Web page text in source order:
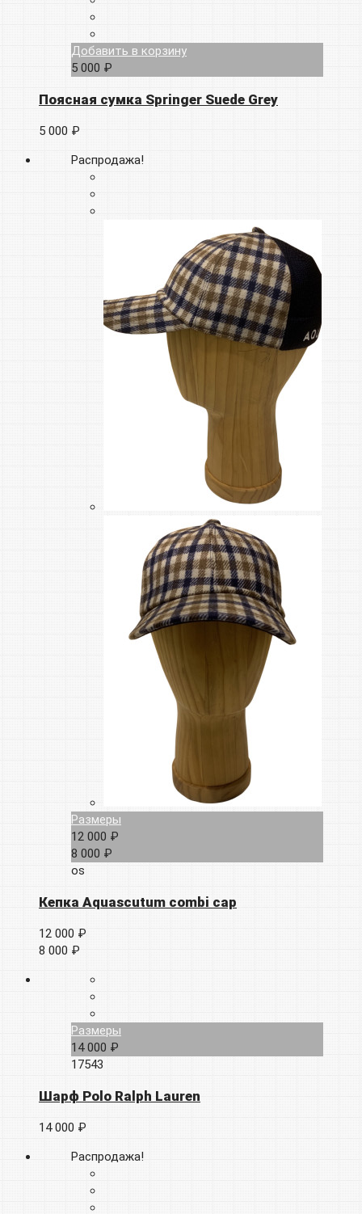
Добавить в корзину
5 000 ₽
Поясная сумка Springer Suede Grey
5 000 ₽
Распродажа!
Размеры
12 000 ₽
8 000 ₽
os
Кепка Aquascutum combi cap
12 000 ₽
8 000 ₽
Размеры
14 000 ₽
17543
Шарф Polo Ralph Lauren
14 000 ₽
Распродажа!